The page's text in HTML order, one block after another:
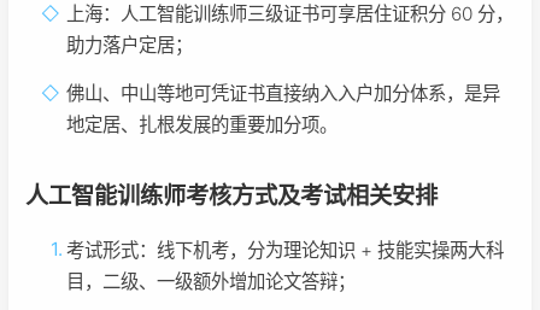
上海：人工智能训练师三级证书可享居住证积分 60 分，
助力落户定居；
佛山、中山等地可凭证书直接纳入入户加分体系，是异
地定居、扎根发展的重要加分项。
人工智能训练师考核方式及考试相关安排
考试形式：线下机考，分为理论知识 + 技能实操两大科
目，二级、一级额外增加论文答辩；